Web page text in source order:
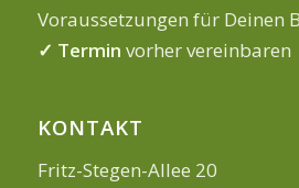
Voraussetzungen für Deinen
✓ Termin vorher vereinbaren
KONTAKT
Fritz-Stegen-Allee 20